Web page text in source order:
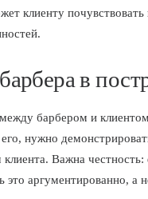
клиенту
в
между барбером и
его, нужно
Важна
это аргументированно, а